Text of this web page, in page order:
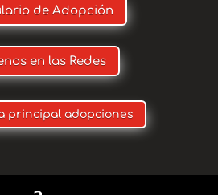
de Adopción
en las Redes
principal adopciones